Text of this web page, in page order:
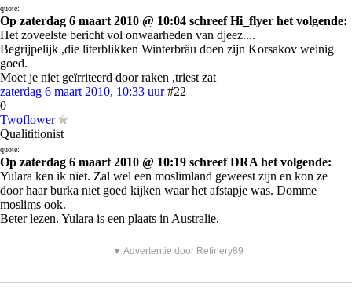
quote:
Op zaterdag 6 maart 2010 @ 10:04 schreef Hi_flyer het volgende:
Het zoveelste bericht vol onwaarheden van djeez....
Begrijpelijk ,die literblikken Winterbräu doen zijn Korsakov weinig
goed.
Moet je niet geïrriteerd door raken ,triest zat
zaterdag 6 maart 2010, 10:33 uur #22
0
Twoflower
Qualititionist
quote:
Op zaterdag 6 maart 2010 @ 10:19 schreef DRA het volgende:
Yulara ken ik niet. Zal wel een moslimland geweest zijn en kon ze
door haar burka niet goed kijken waar het afstapje was. Domme
moslims ook.
Beter lezen. Yulara is een plaats in Australie.
▼ Advertentie door Refinery89